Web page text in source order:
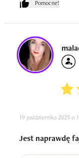
Pomocne!
19 października 2025 o
Jest naprawdę